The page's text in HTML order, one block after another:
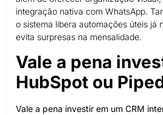
integração nativa com WhatsApp.
o sistema libera automações úteis já
evita surpresas na mensalidade.
Vale a pena
HubSpot ou
Vale a pena investir em um CRM